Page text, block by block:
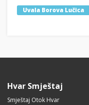
Uvala Borova Lučica
Hvar Smještaj
Smještaj Otok Hvar